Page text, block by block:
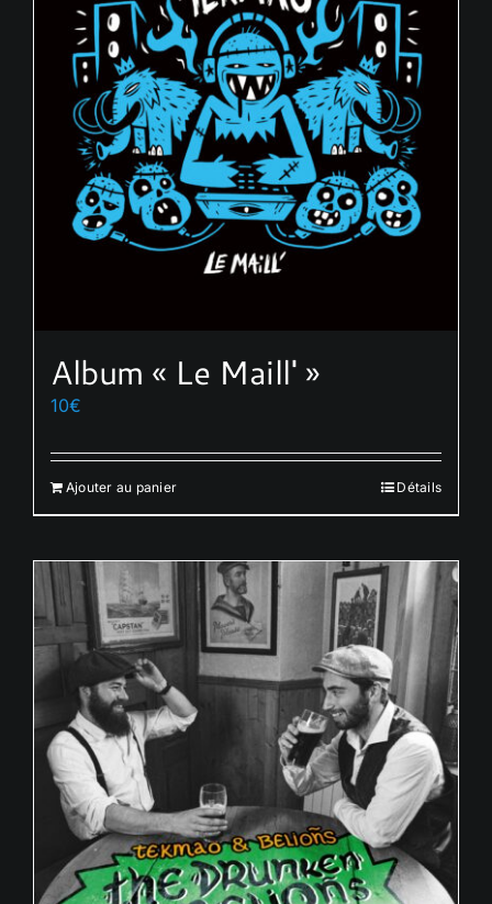
Album « Le Maill' »
10€
Ajouter au panier Détails